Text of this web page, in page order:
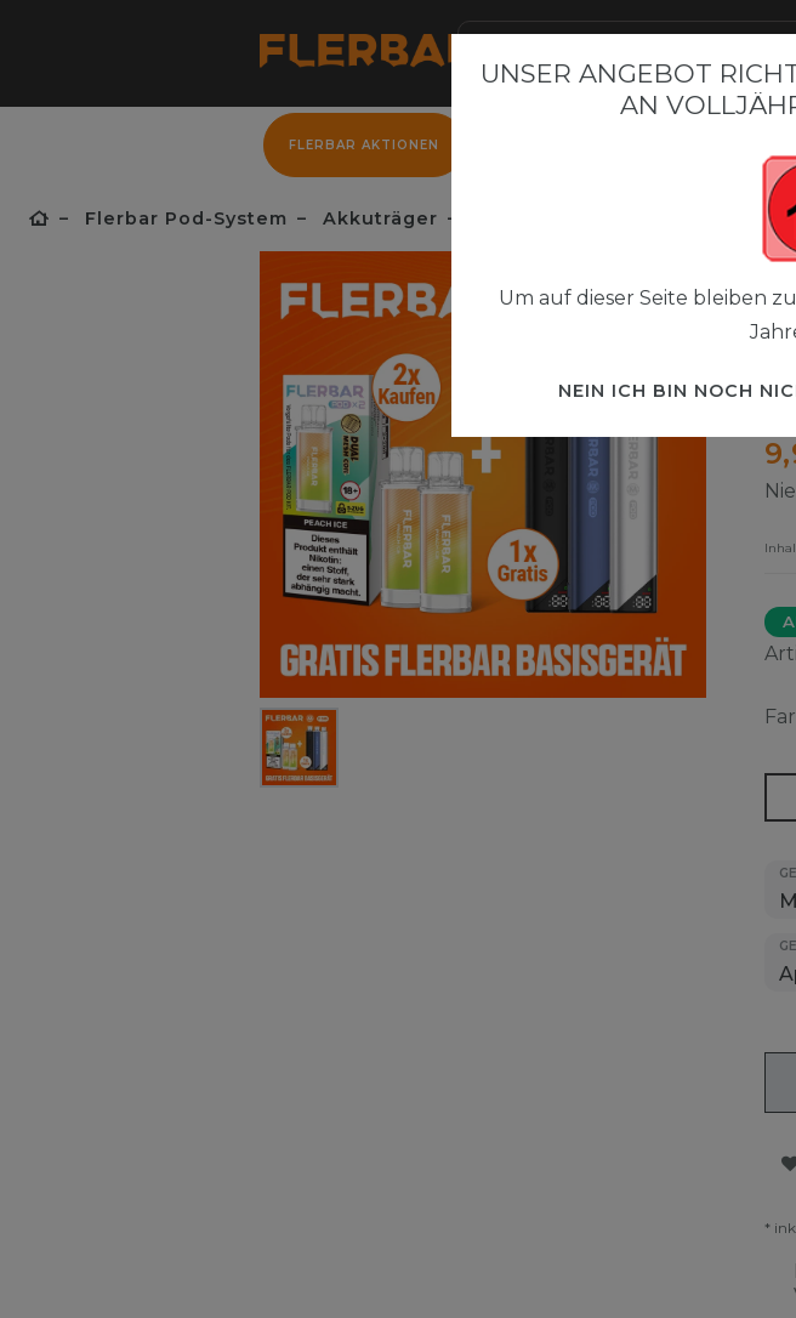
FLERBAR AKTIONEN
Flerbar Pod-System Akkuträger
*
UNSER ANGEBOT
N
Um auf dieser Seite bleiben
NEIN ICH BIN NOCH